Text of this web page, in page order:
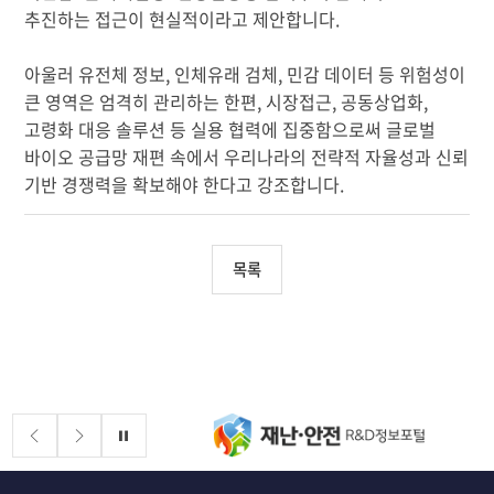
추진하는 접근이 현실적이라고 제안합니다.
아울러 유전체 정보, 인체유래 검체, 민감 데이터 등 위험성이
큰 영역은 엄격히 관리하는 한편, 시장접근, 공동상업화,
고령화 대응 솔루션 등 실용 협력에 집중함으로써 글로벌
바이오 공급망 재편 속에서 우리나라의 전략적 자율성과 신뢰
기반 경쟁력을 확보해야 한다고 강조합니다.
목록
배너존